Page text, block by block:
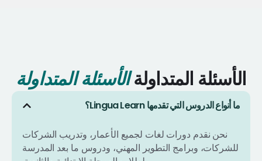
الأسئلة المتداولةالأسئلة المتداولة
ما أنواع الدروس التي تقدمها Lingua Learn؟
نحن نقدم دورات لغات لجميع الأعمار، وتدريب الشركات
للشركات، وبرامج التطوير المهني، ودروس ما بعد المدرسة